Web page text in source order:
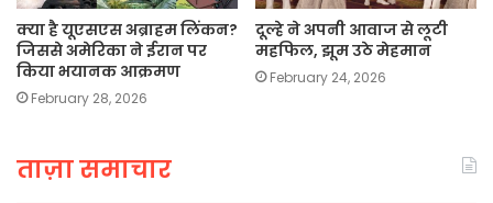
क्या है यूएसएस अब्राहम लिंकन?
जिससे अमेरिका ने ईरान पर
किया भयानक आक्रमण
February 28, 2026
दूल्हे ने अपनी आवाज से लूटी
महफिल, झूम उठे मेहमान
February 24, 2026
ताज़ा समाचार